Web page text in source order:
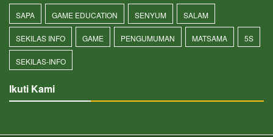
SAPA GAME EDUCATION SENYUM SALAM
SEKILAS INFO GAME PENGUMUMAN MATSAMA 5S
SEKILAS-INFO
Ikuti Kami